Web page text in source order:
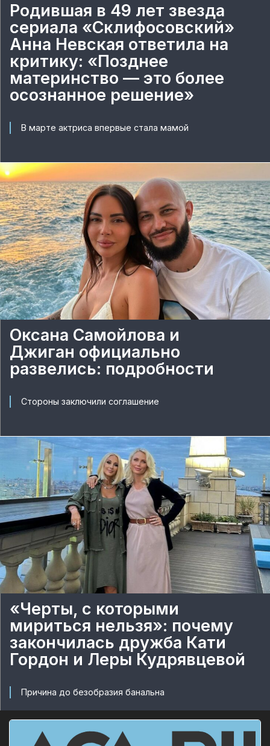
Родившая в 49 лет звезда
сериала «Склифосовский»
Анна Невская ответила на
критику: «Позднее
материнство — это более
осознанное решение»
В марте актриса впервые стала мамой
Оксана Самойлова и
Джиган официально
развелись: подробности
Стороны заключили соглашение
«Черты, с которыми
мириться нельзя»: почему
закончилась дружба Кати
Гордон и Леры Кудрявцевой
Причина до безобразия банальна